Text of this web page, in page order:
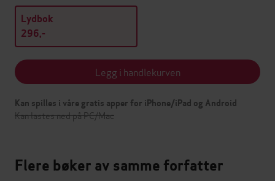
Lydbok
296,-
Legg i handlekurven
Kan spilles i våre gratis apper for iPhone/iPad og Android
Kan lastes ned på PC/Mac
Flere bøker av samme forfatter